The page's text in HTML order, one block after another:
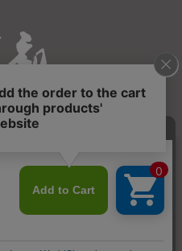
STORE
RIGHTS RESERVED.